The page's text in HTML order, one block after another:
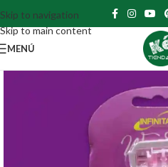
Skip to navigation
Skip to main content
MENÚ